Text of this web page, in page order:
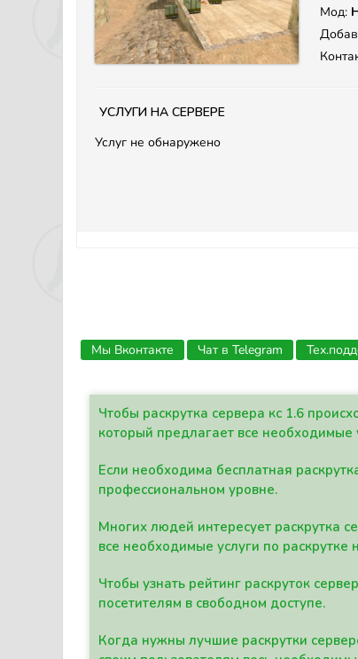
Мод:
Услуги на сервере
Услуг не обнаружено
Мы Вконтакте Чат в Telegram
Чтобы раскрутка сервера кс 1.6
который предлагает все
Если необходима бесплатная
профессиональном уровне.
Многих людей интересует раскрутка
все необходимые услуги по
Чтобы узнать рейтинг раскруток
посетителям в свободном доступе.
Когда нужны лучшие раскрутки